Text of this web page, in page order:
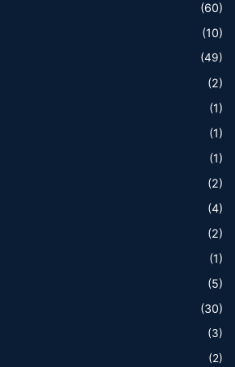
(60)
(10)
(49)
(2)
(1)
(1)
(1)
(2)
(4)
(2)
(1)
(5)
(30)
(3)
(2)